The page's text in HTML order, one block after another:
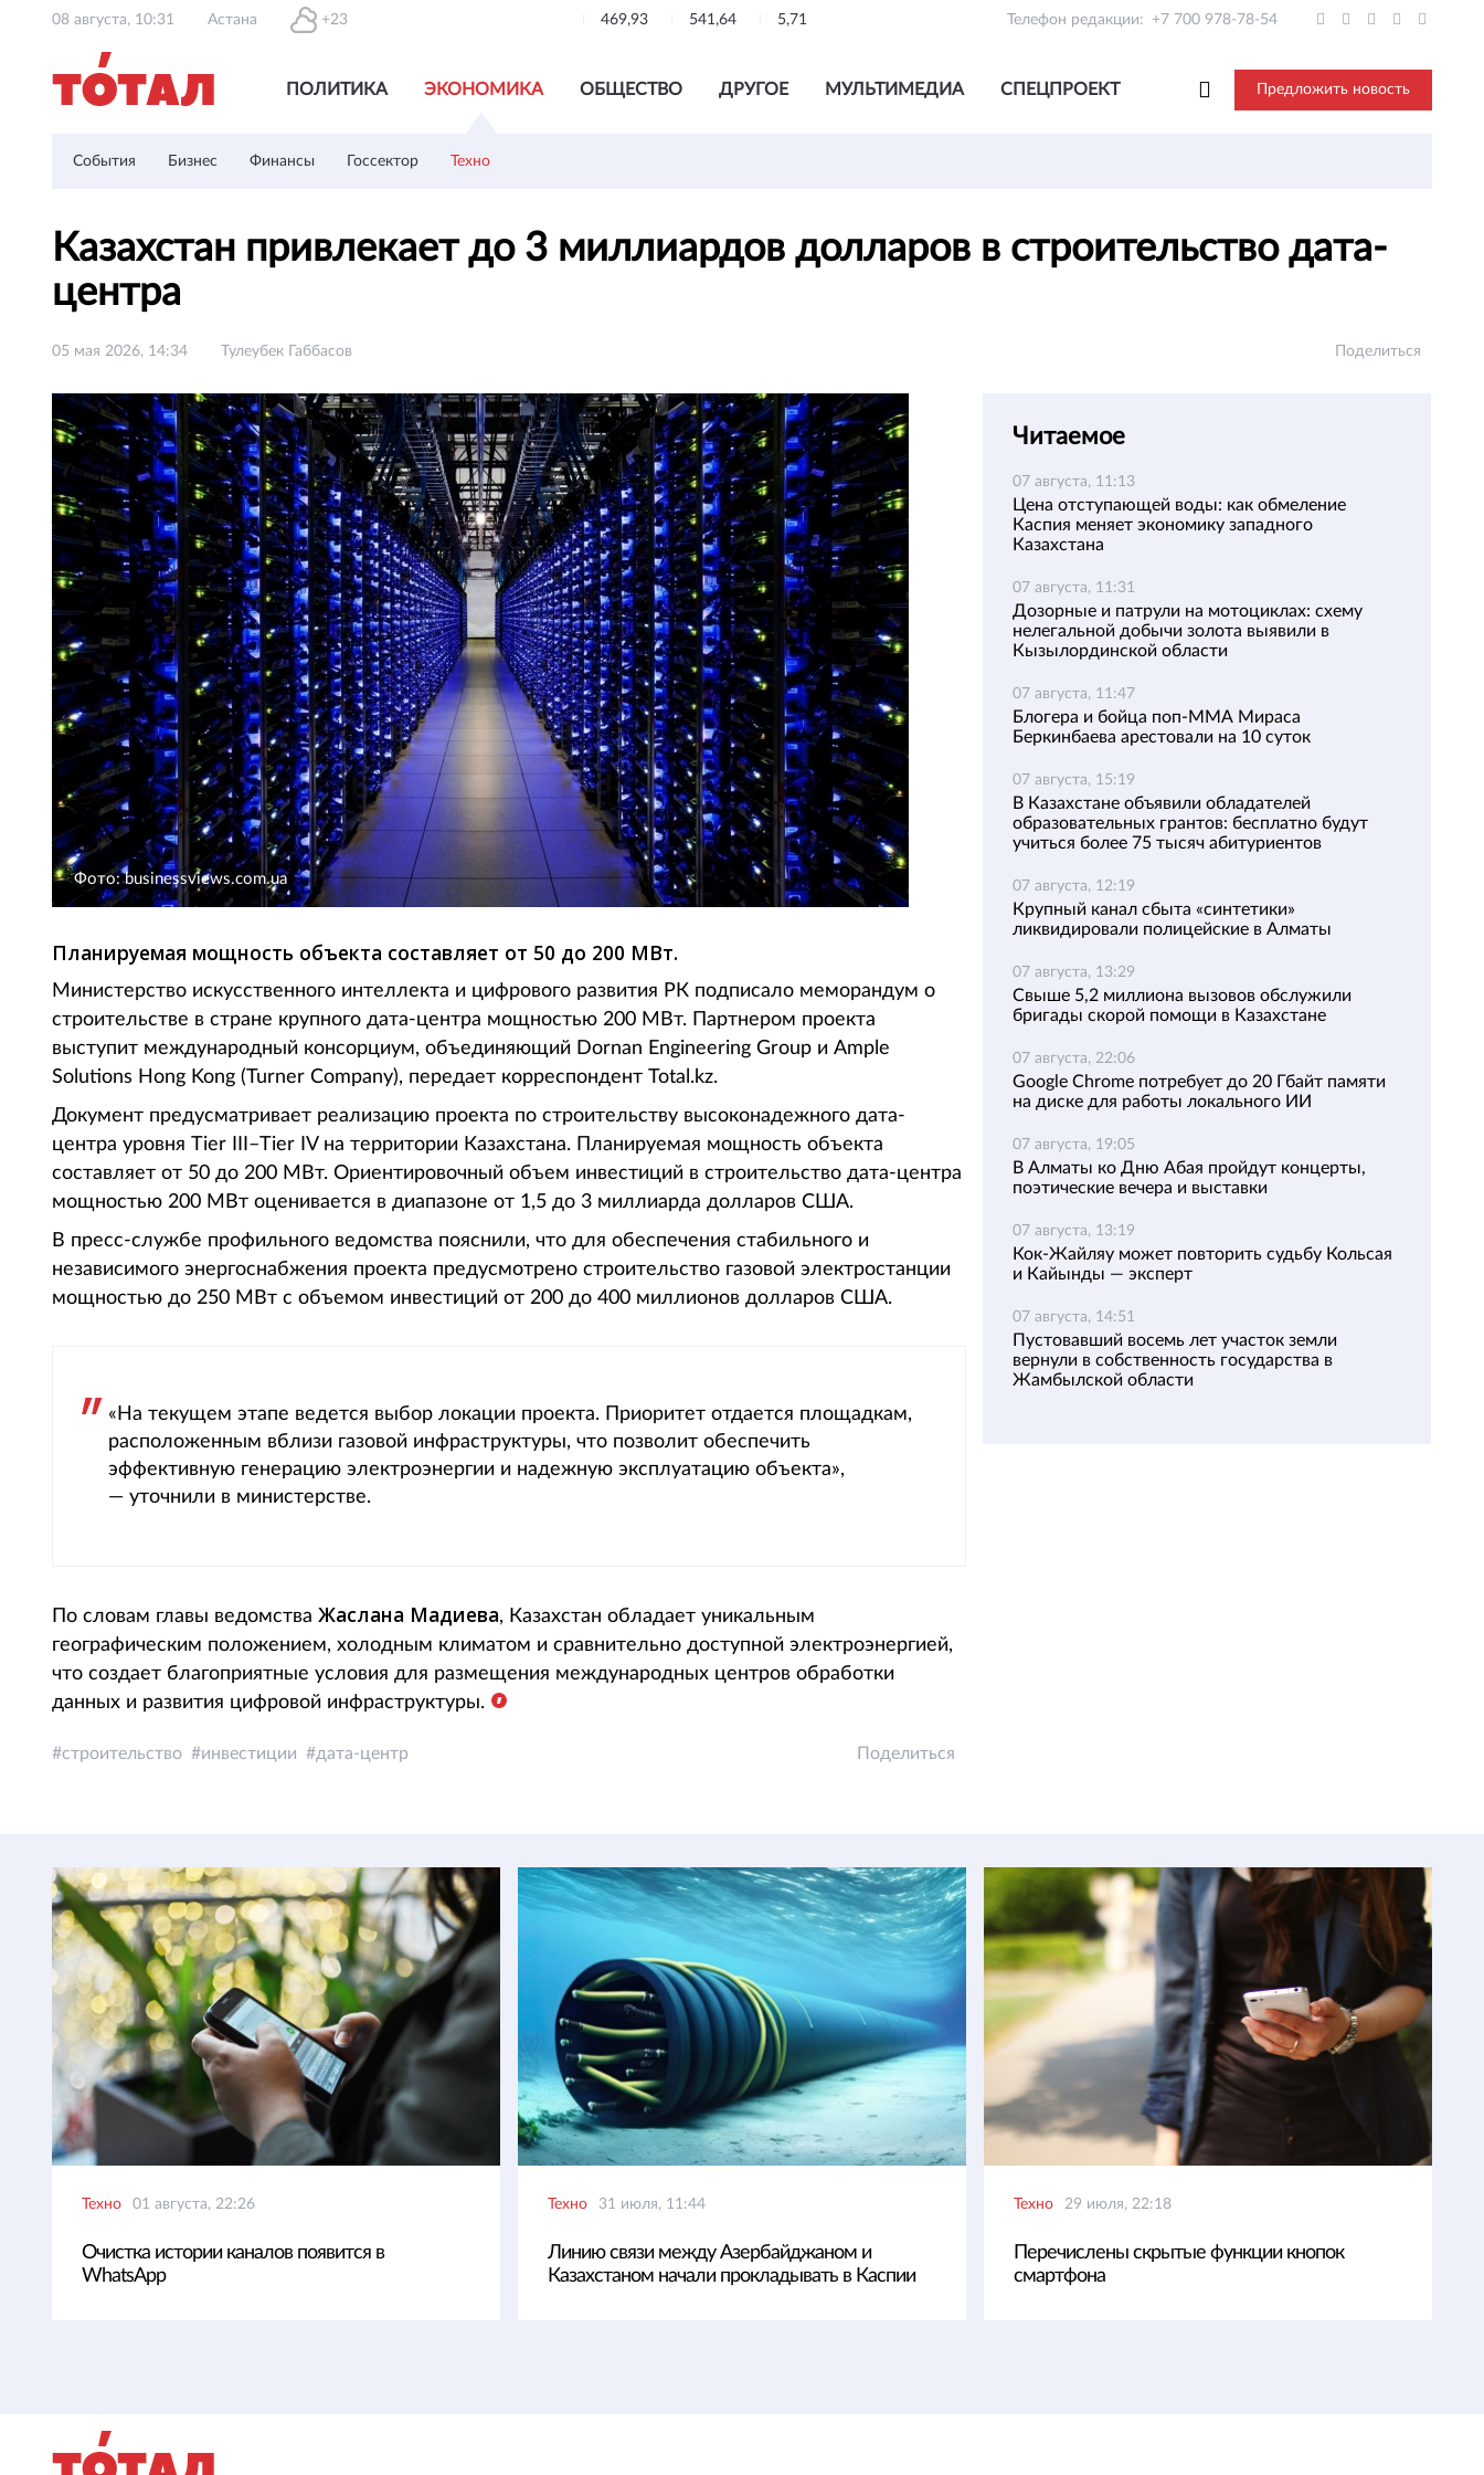
08 августа, 10:31 Астана +23 469,93 541,64 5,71 Телефон редакции: +7 700 978-78-54
ПОЛИТИКА ЭКОНОМИКА ОБЩЕСТВО ДРУГОЕ МУЛЬТИМЕДИА СПЕЦПРОЕКТ Предложить новость
События Бизнес Финансы Госсектор Техно
Казахстан привлекает до 3 миллиардов долларов в строительство дата-
центра
05 мая 2026, 14:34 Тулеубек Габбасов Поделиться
Фото: businessviews.com.ua
Планируемая мощность объекта составляет от 50 до 200 МВт.
Министерство искусственного интеллекта и цифрового развития РК подписало меморандум о
строительстве в стране крупного дата-центра мощностью 200 МВт. Партнером проекта
выступит международный консорциум, объединяющий Dornan Engineering Group и Ample
Solutions Hong Kong (Turner Company), передает корреспондент Total.kz.
Документ предусматривает реализацию проекта по строительству высоконадежного дата-
центра уровня Tier III–Tier IV на территории Казахстана. Планируемая мощность объекта
составляет от 50 до 200 МВт. Ориентировочный объем инвестиций в строительство дата-центра
мощностью 200 МВт оценивается в диапазоне от 1,5 до 3 миллиарда долларов США.
В пресс-службе профильного ведомства пояснили, что для обеспечения стабильного и
независимого энергоснабжения проекта предусмотрено строительство газовой электростанции
мощностью до 250 МВт с объемом инвестиций от 200 до 400 миллионов долларов США.
«На текущем этапе ведется выбор локации проекта. Приоритет отдается площадкам,
расположенным вблизи газовой инфраструктуры, что позволит обеспечить
эффективную генерацию электроэнергии и надежную эксплуатацию объекта»,
— уточнили в министерстве.
По словам главы ведомства Жаслана Мадиева, Казахстан обладает уникальным
географическим положением, холодным климатом и сравнительно доступной электроэнергией,
что создает благоприятные условия для размещения международных центров обработки
данных и развития цифровой инфраструктуры.
строительство инвестиции дата-центр Поделиться
Читаемое
07 августа, 11:13
Цена отступающей воды: как обмеление
Каспия меняет экономику западного
Казахстана
07 августа, 11:31
Дозорные и патрули на мотоциклах: схему
нелегальной добычи золота выявили в
Кызылординской области
07 августа, 11:47
Блогера и бойца поп-ММА Мираса
Беркинбаева арестовали на 10 суток
07 августа, 15:19
В Казахстане объявили обладателей
образовательных грантов: бесплатно будут
учиться более 75 тысяч абитуриентов
07 августа, 12:19
Крупный канал сбыта «синтетики»
ликвидировали полицейские в Алматы
07 августа, 13:29
Свыше 5,2 миллиона вызовов обслужили
бригады скорой помощи в Казахстане
07 августа, 22:06
Google Chrome потребует до 20 Гбайт памяти
на диске для работы локального ИИ
07 августа, 19:05
В Алматы ко Дню Абая пройдут концерты,
поэтические вечера и выставки
07 августа, 13:19
Кок-Жайляу может повторить судьбу Кольсая
и Кайынды — эксперт
07 августа, 14:51
Пустовавший восемь лет участок земли
вернули в собственность государства в
Жамбылской области
Техно 01 августа, 22:26
Очистка истории каналов появится в
WhatsApp
Техно 31 июля, 11:44
Линию связи между Азербайджаном и
Казахстаном начали прокладывать в Каспии
Техно 29 июля, 22:18
Перечислены скрытые функции кнопок
смартфона